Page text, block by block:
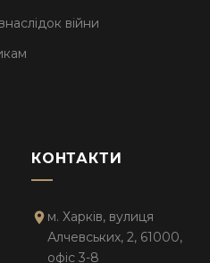
війни
КОНТАКТИ
м. Харків, вулиця
Алчевських, 2, 61000,
офіс 3-8